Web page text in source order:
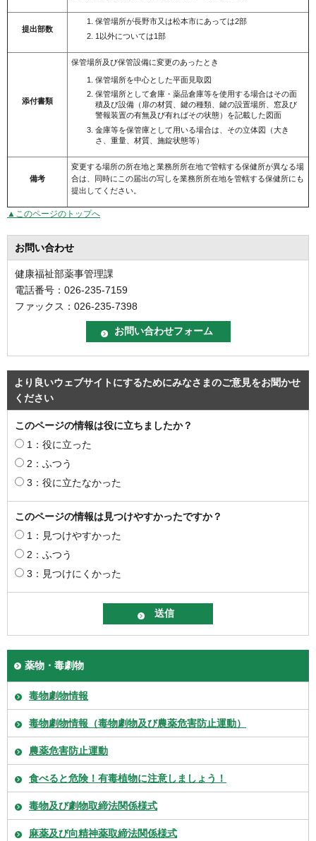
提出部数
保管場所が長野市又は松本市にあっては2部
1以外については1部
添付書類
保管場所及び保管設備に変更のあったとき
保管場所を中心とした平面見取図
保管場所として倉庫・薬品倉庫等を使用する場合はその面
積及び設備（扉の材質、鍵の種類、鍵の設置場所、窓及び
警報装置の有無及び有ればその状態）を記載した図面
金庫等を保管庫として用いる場合は、その立体図（大き
さ、重量、材質、施錠状態等）
備考
変更する場所の所在地と業務所所在地で管轄する保健所が異なる場
合は、同時にこの届出の写しを業務所所在地を管轄する保健所にも
提出してください。
▲このページのトップへ
お問い合わせ
健康福祉部薬事管理課
電話番号：026-235-7159
ファックス：026-235-7398
より良いウェブサイトにするためにみなさまのご意見をお聞かせ
ください
このページの情報は役に立ちましたか？
1：役に立った
2：ふつう
3：役に立たなかった
このページの情報は見つけやすかったですか？
1：見つけやすかった
2：ふつう
3：見つけにくかった
薬物・毒劇物
毒物劇物情報
毒物劇物情報（毒物劇物及び農薬危害防止運動）
農薬危害防止運動
食べると危険！有毒植物に注意しましょう！
毒物及び劇物取締法関係様式
麻薬及び向精神薬取締法関係様式